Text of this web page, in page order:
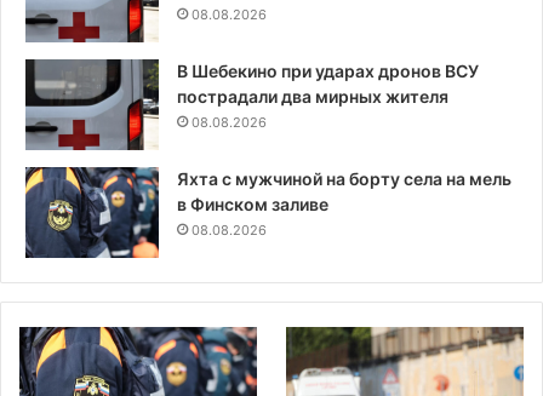
08.08.2026
В Шебекино при ударах дронов ВСУ
пострадали два мирных жителя
08.08.2026
Яхта с мужчиной на борту села на мель
в Финском заливе
08.08.2026